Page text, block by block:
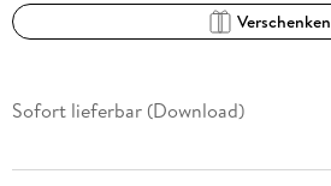
Verschenken
Sofort lieferbar (Download)